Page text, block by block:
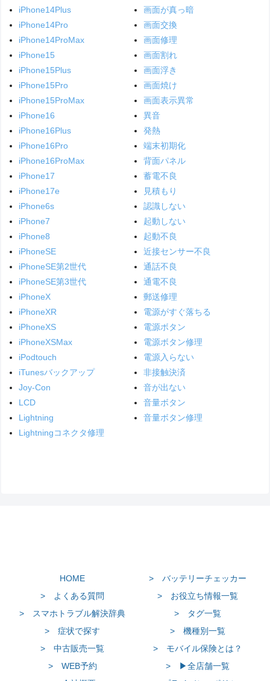
iPhone14Plus
iPhone14Pro
iPhone14ProMax
iPhone15
iPhone15Plus
iPhone15Pro
iPhone15ProMax
iPhone16
iPhone16Plus
iPhone16Pro
iPhone16ProMax
iPhone17
iPhone17e
iPhone6s
iPhone7
iPhone8
iPhoneSE
iPhoneSE第2世代
iPhoneSE第3世代
iPhoneX
iPhoneXR
iPhoneXS
iPhoneXSMax
iPodtouch
iTunesバックアップ
Joy-Con
LCD
Lightning
Lightningコネクタ修理
画面が真っ暗
画面交換
画面修理
画面割れ
画面浮き
画面焼け
画面表示異常
異音
発熱
端末初期化
背面パネル
蓄電不良
見積もり
認識しない
起動しない
起動不良
近接センサー不良
通話不良
通電不良
郵送修理
電源がすぐ落ちる
電源ボタン
電源ボタン修理
電源入らない
非接触決済
音が出ない
音量ボタン
音量ボタン修理
HOME
> バッテリーチェッカー
> よくある質問
> お役立ち情報一覧
> スマホトラブル解決辞典
> タグ一覧
> 症状で探す
> 機種別一覧
> 中古販売一覧
> モバイル保険とは？
> WEB予約
> ▶全店舗一覧